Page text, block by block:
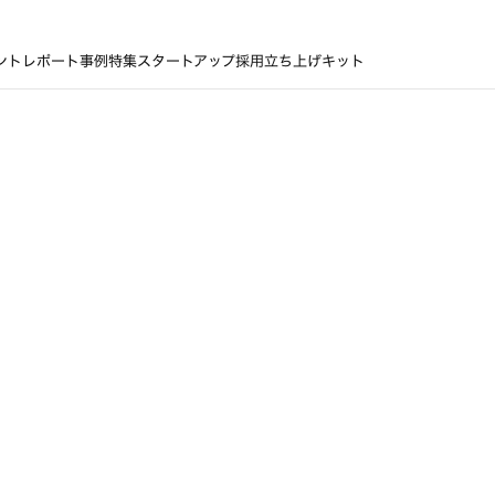
トレポート事例特集スタートアップ採用立ち上げキット